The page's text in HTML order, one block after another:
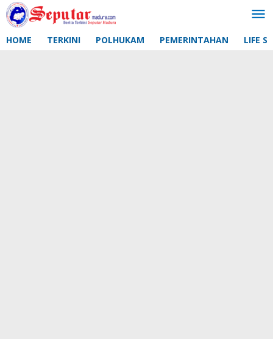
Lewati
ke
HOME TERKINI POLHUKAM PEMERINTAHAN LIFE